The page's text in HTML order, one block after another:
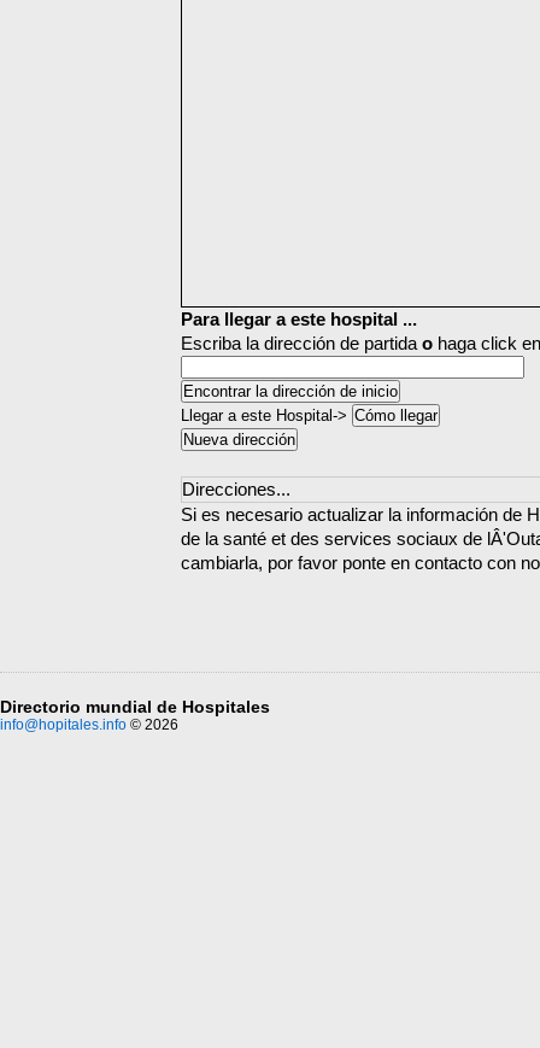
Para llegar a este hospital ...
Escriba la dirección de partida o haga click
Llegar a este Hospital->
Direcciones...
Si es necesario actualizar la información de
de la santé et des services sociaux de
cambiarla, por favor ponte en contacto con
Directorio mundial de Hospitales
info@hopitales.info © 2026